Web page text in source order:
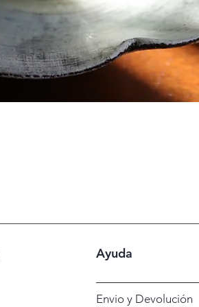
Ayuda
Envio y Devolución